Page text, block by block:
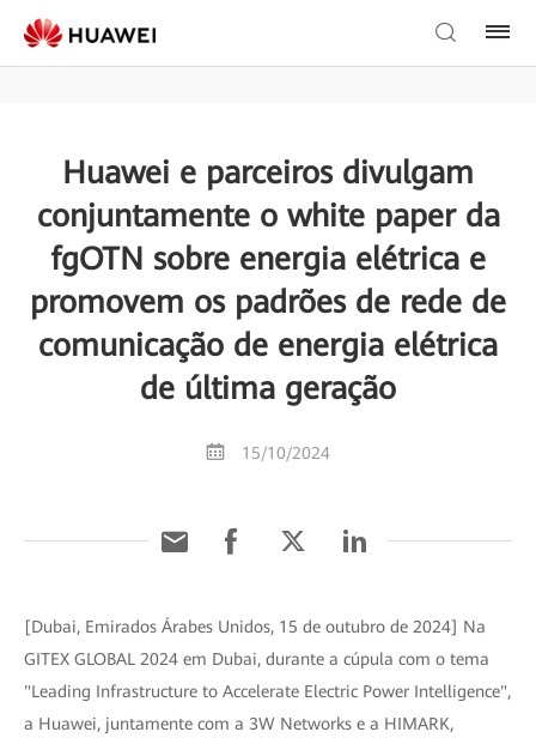
Huawei e parceiros divulgam
conjuntamente o white paper da
fgOTN sobre energia elétrica e
promovem os padrões de rede de
comunicação de energia elétrica
de última geração
15/10/2024
[Dubai, Emirados Árabes Unidos, 15 de outubro de 2024] Na
GITEX GLOBAL 2024 em Dubai, durante a cúpula com o tema
"Leading Infrastructure to Accelerate Electric Power Intelligence",
a Huawei, juntamente com a 3W Networks e a HIMARK,